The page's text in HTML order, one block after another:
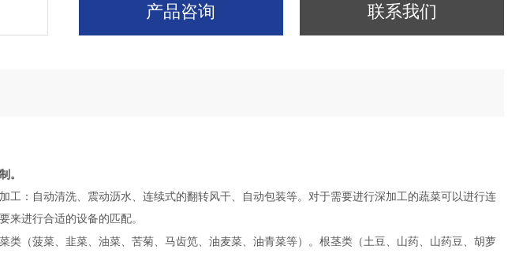
产品咨询 联系我们
。
工：自动清洗、震动沥水、连续式的翻转风干、自动包装等。对于需要进行深加工的蔬菜可以进行连
来进行合适的设备的匹配。
类（菠菜、韭菜、油菜、苦菊、马齿笕、油麦菜、油青菜等）。根茎类（土豆、山药、山药豆、胡萝